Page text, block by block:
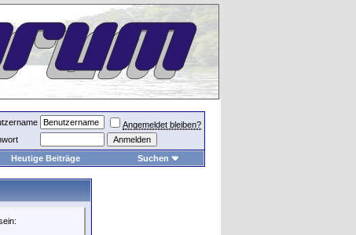
Angemeldet bleiben?
Heutige Beiträge Suchen